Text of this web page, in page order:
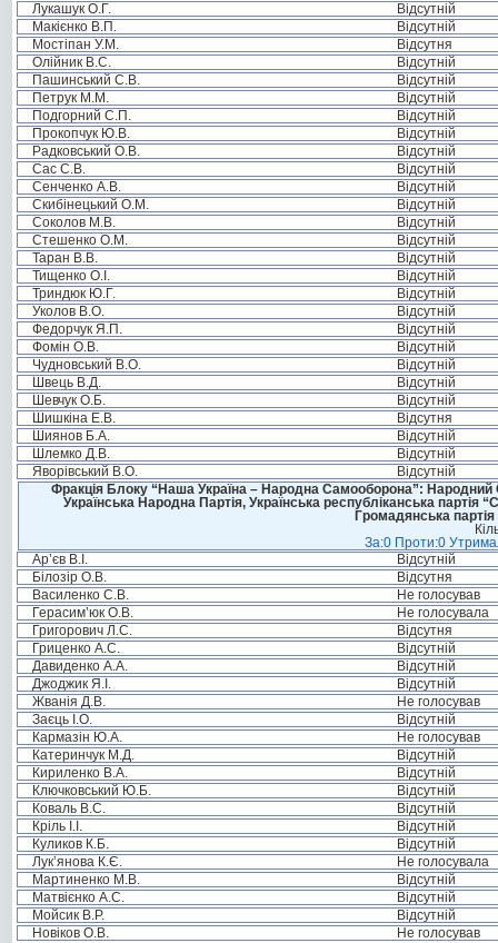
Лукашук О.Г.
Відсутній
Макієнко В.П.
Відсутній
Мостіпан У.М.
Відсутня
Олійник В.С.
Відсутній
Пашинський С.В.
Відсутній
Петрук М.М.
Відсутній
Подгорний С.П.
Відсутній
Прокопчук Ю.В.
Відсутній
Радковський О.В.
Відсутній
Сас С.В.
Відсутній
Сенченко А.В.
Відсутній
Скибінецький О.М.
Відсутній
Соколов М.В.
Відсутній
Стешенко О.М.
Відсутній
Таран В.В.
Відсутній
Тищенко О.І.
Відсутній
Триндюк Ю.Г.
Відсутній
Уколов В.О.
Відсутній
Федорчук Я.П.
Відсутній
Фомін О.В.
Відсутній
Чудновський В.О.
Відсутній
Швець В.Д.
Відсутній
Шевчук О.Б.
Відсутній
Шишкіна Е.В.
Відсутня
Шиянов Б.А.
Відсутній
Шлемко Д.В.
Відсутній
Яворівський В.О.
Відсутній
Фракція Блоку “Наша Україна – Народна Самооборона”: Народний
Українська Народна Партія, Українська республіканська
Громадянська
За:0 Проти:0
Ар’єв В.І.
Відсутній
Білозір О.В.
Відсутня
Василенко С.В.
Не голосував
Герасим’юк О.В.
Не голосувала
Григорович Л.С.
Відсутня
Гриценко А.С.
Відсутній
Давиденко А.А.
Відсутній
Джоджик Я.І.
Відсутній
Жванія Д.В.
Не голосував
Заєць І.О.
Відсутній
Кармазін Ю.А.
Не голосував
Катеринчук М.Д.
Відсутній
Кириленко В.А.
Відсутній
Ключковський Ю.Б.
Відсутній
Коваль В.С.
Відсутній
Кріль І.І.
Відсутній
Куликов К.Б.
Відсутній
Лук’янова К.Є.
Не голосувала
Мартиненко М.В.
Відсутній
Матвієнко А.С.
Відсутній
Мойсик В.Р.
Відсутній
Новіков О.В.
Не голосував